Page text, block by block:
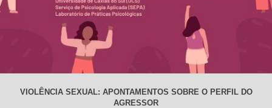
VIOLÊNCIA SEXUAL: APONTAMENTOS SOBRE O PERFIL DO
AGRESSOR